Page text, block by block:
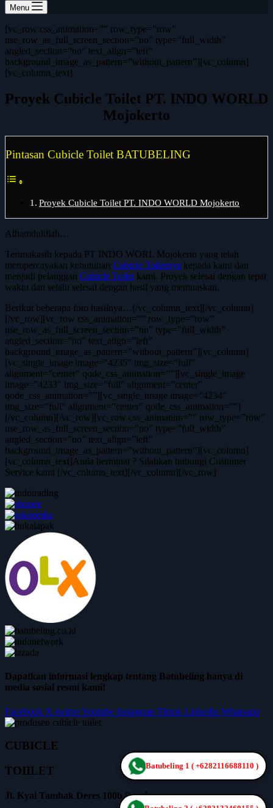
Menu
[vc_row css_animation=”” row_type=”row”
use_row_as_full_screen_section=”no” type=”full_width”
angled_section=”no” text_align=”left”
background_image_as_pattern=”without_pattern”][vc_column]
[vc_column_text]
Proyek Cubicle Toilet PT. INDO WORLD
Mojokerto
Pintasan Cubicle Toilet BATUBELING
Proyek Cubicle Toilet PT. INDO WORLD Mojokerto
Alhamdulillah…
Terimakasih kepada PT INDO WORL Mojokerto yang telah
mempercayakan kebutuhan Cubicle Toiletnya kepada kami dan
menjadi pelanggan Cubicle Toilet kami. Proyek selesai dengan tepat
waktu dan selalu selesai dengan hasil yang memuaskan.
Berikut beberapa foto hasilnya…[/vc_column_text][/vc_column]
[/vc_row][vc_row css_animation=”” row_type=”row”
use_row_as_full_screen_section=”no” type=”full_width”
angled_section=”no” text_align=”left”
background_image_as_pattern=”without_pattern”][vc_column]
[vc_single_image image=”4235″ img_size=”full”
alignment=”center” qode_css_animation=””][vc_single_image
image=”4233″ img_size=”full” alignment=”center”
qode_css_animation=””][vc_single_image image=”4234″
img_size=”full” alignment=”center” qode_css_animation=””]
[/vc_column][/vc_row][vc_row css_animation=”” row_type=”row”
use_row_as_full_screen_section=”no” type=”full_width”
angled_section=”no” text_align=”left”
background_image_as_pattern=”without_pattern”][vc_column]
[vc_column_text]Anda berminat ? Silahkan hubungi Customer
Service kami [/vc_column_text][/vc_column][/vc_row]
Dapatkan informasi lengkap tentang Batubeling hanya di
media sosial resmi kami!
Facebook X-twitterYoutube Instagram Tiktok Linkedin Whatsapp
CUBICLE
TOIILET
Jl. Kyai Tambak Deres 100b Surabaya
Batubeling 1 ( +6282116688110 )